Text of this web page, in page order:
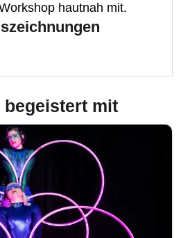
hautnah mit.
begeistert mit